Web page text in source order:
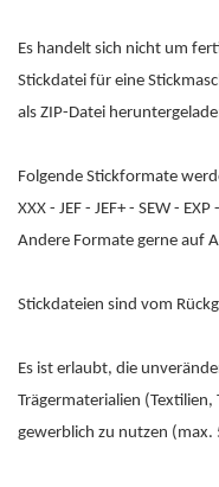
Es handelt sich nicht um
Stickdatei für eine
als ZIP-Datei
Folgende Stickformate
XXX - JEF - JEF+ - SEW -
Andere Formate gerne auf
Stickdateien sind vom
Es ist erlaubt, die
Trägermaterialien
gewerblich zu nutzen (max.